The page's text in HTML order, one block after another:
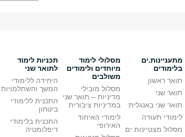
מתעניינות.ים
בלימודים
תואר ראשון
תואר שני
תואר שני באנגלית
לימודי תעודה
מסלול מצטיינות.ים
מסלולי לימוד
מיוחדים ולימודים
משולבים
מסלול מובילי
מדיניות – תואר שני
במדיניות ציבורית
לימודי האיחוד
האירופי
תכניות לימוד
לתואר שני
היחידה ללימודי
המשך והשתלמויות
התכנית ללימודי
ביטחון
התכנית בלימודי
דיפלומטיה